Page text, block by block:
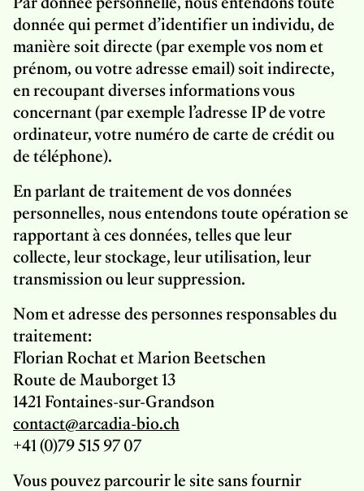
donnée qui permet d’identifier un individu, de
manière soit directe (par exemple vos nom et
prénom, ou votre adresse email) soit indirecte,
en recoupant diverses informations vous
concernant (par exemple l’adresse IP de votre
ordinateur, votre numéro de carte de crédit ou
de téléphone).
En parlant de traitement de vos données
personnelles, nous entendons toute opération se
rapportant à ces données, telles que leur
collecte, leur stockage, leur utilisation, leur
transmission ou leur suppression.
Nom et adresse des personnes responsables du
traitement:
Florian Rochat et Marion Beetschen
Route de Mauborget 13
1421 Fontaines-sur-Grandson
contact@arcadia-bio.ch
+41 (0)79 515 97 07
Vous pouvez parcourir le site sans fournir